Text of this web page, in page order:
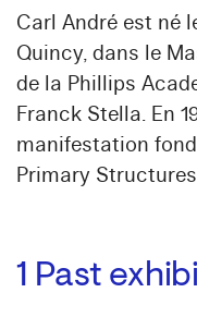
Carl André est né
Quincy, dans le
de la Phillips
Franck Stella. En
manifestation
Primary
1 Past